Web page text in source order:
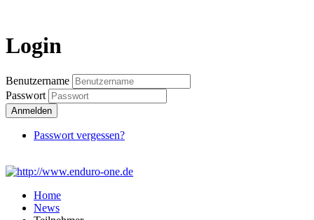
Login
Benutzername
Passwort
Anmelden
Passwort vergessen?
Home
News